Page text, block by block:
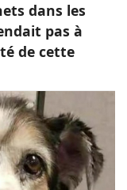
dans les
pas à
de cette